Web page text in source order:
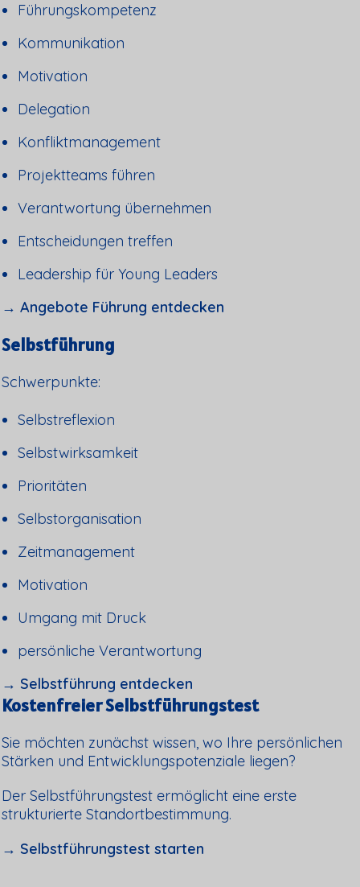
Führungskompetenz
Kommunikation
Motivation
Delegation
Konfliktmanagement
Projektteams führen
Verantwortung übernehmen
Entscheidungen treffen
Leadership für Young Leaders
→ Angebote Führung entdecken
Selbstführung
Schwerpunkte:
Selbstreflexion
Selbstwirksamkeit
Prioritäten
Selbstorganisation
Zeitmanagement
Motivation
Umgang mit Druck
persönliche Verantwortung
→ Selbstführung entdecken
Kostenfreier Selbstführungstest
Sie möchten zunächst wissen, wo Ihre persönlichen
Stärken und Entwicklungspotenziale liegen?
Der Selbstführungstest ermöglicht eine erste
strukturierte Standortbestimmung.
→ Selbstführungstest starten